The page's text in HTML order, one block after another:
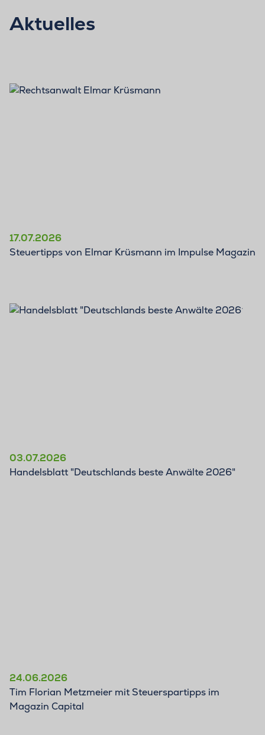
Aktuelles
17.07.2026
Steuertipps von Elmar Krüsmann im Impulse Magazin
03.07.2026
Handelsblatt "Deutschlands beste Anwälte 2026"
24.06.2026
Tim Florian Metzmeier mit Steuerspartipps im
Magazin Capital